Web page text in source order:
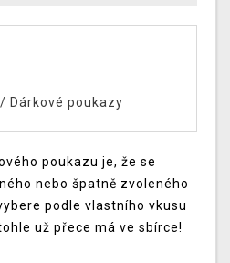
/ Dárkové poukazy
poukazu je, že se
nebo špatně zvoleného
podle vlastního vkusu
už přece má ve sbírce!